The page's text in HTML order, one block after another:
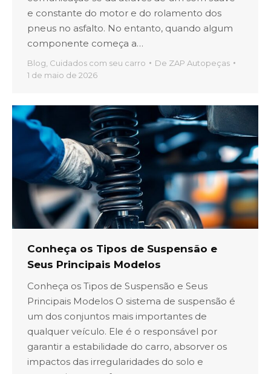
e constante do motor e do rolamento dos
pneus no asfalto. No entanto, quando algum
componente começa a…
Blog, Cuidados com seu carro De ZAP Autopeças
1 de maio de 2026
Conheça os Tipos de Suspensão e
Seus Principais Modelos
Conheça os Tipos de Suspensão e Seus
Principais Modelos O sistema de suspensão é
um dos conjuntos mais importantes de
qualquer veículo. Ele é o responsável por
garantir a estabilidade do carro, absorver os
impactos das irregularidades do solo e